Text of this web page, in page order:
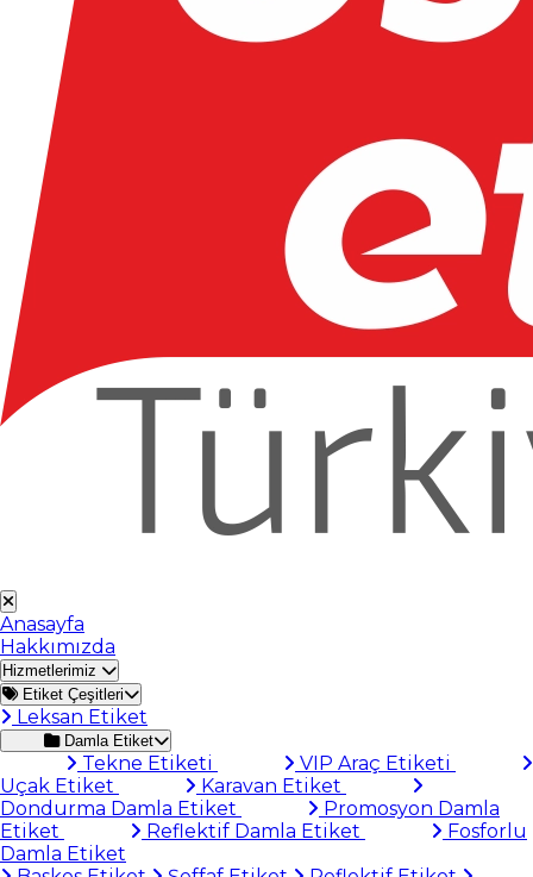
Anasayfa
Hakkımızda
Hizmetlerimiz
Etiket Çeşitleri
Leksan Etiket
Damla Etiket
Tekne Etiketi
VIP Araç Etiketi
Uçak Etiket
Karavan Etiket
Dondurma Damla Etiket
Promosyon Damla
Etiket
Reflektif Damla Etiket
Fosforlu
Damla Etiket